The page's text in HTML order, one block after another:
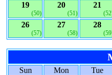
19
(50)
20
(51)
21
26
(57)
27
(58)
28
Sun Mon Tue